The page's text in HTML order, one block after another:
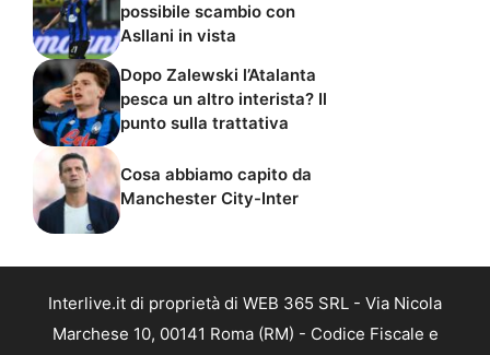
possibile scambio con
Asllani in vista
Dopo Zalewski l’Atalanta
pesca un altro interista? Il
punto sulla trattativa
Cosa abbiamo capito da
Manchester City-Inter
Interlive.it di proprietà di WEB 365 SRL - Via Nicola
Marchese 10, 00141 Roma (RM) - Codice Fiscale e